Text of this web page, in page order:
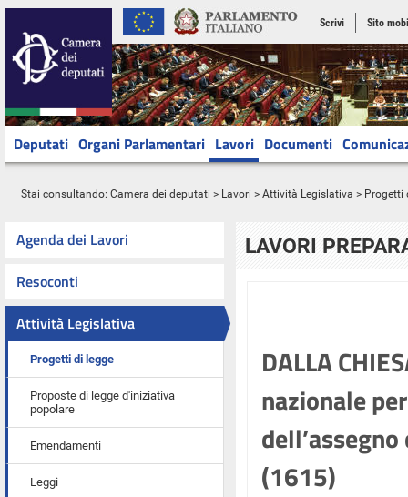
Scrivi Sito
Deputati Organi Parlamentari Lavori Documenti
Stai consultando: Camera dei deputati > Lavori > Attività Legislativa > Progetti
Agenda dei Lavori
Resoconti
Attività Legislativa
Progetti di legge
Proposte di legge d'iniziativa
popolare
Emendamenti
Leggi
LAVORI
DALLA
nazionale
(1615)